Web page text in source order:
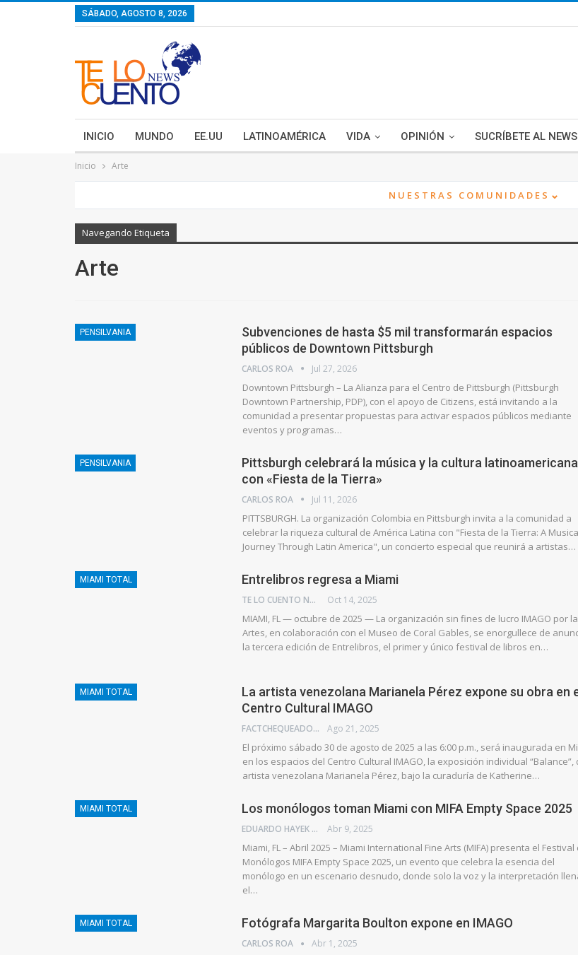
SÁBADO, AGOSTO 8, 2026
INICIO MUNDO EE.UU LATINOAMÉRICA VIDA OPINIÓN SUCRÍBETE AL
Inicio Arte
NUESTRAS COMUNIDADES ⌄
Navegando Etiqueta
Arte
PENSILVANIA
Subvenciones de hasta $5 mil transformarán espacios
públicos de Downtown Pittsburgh
CARLOS ROA Jul 27, 2026
Downtown Pittsburgh – La Alianza para el Centro de Pittsburgh (Pittsburgh
Downtown Partnership, PDP), con el apoyo de Citizens, está invitando a la
comunidad a presentar propuestas para activar espacios públicos mediante
eventos y programas…
PENSILVANIA
Pittsburgh celebrará la música y la cultura latinoamericana
con «Fiesta de la Tierra»
CARLOS ROA Jul 11, 2026
PITTSBURGH. La organización Colombia en Pittsburgh invita a la comunidad a
celebrar la riqueza cultural de América Latina con "Fiesta de la Tierra: A
Journey Through Latin America", un concierto especial que reunirá a artistas…
MIAMI TOTAL Entrelibros regresa a Miami
TE LO CUENTO NEWS Oct 14, 2025
MIAMI, FL — octubre de 2025 — La organización sin fines de lucro IMAGO por
Artes, en colaboración con el Museo de Coral Gables, se enorgullece de
la tercera edición de Entrelibros, el primer y único festival de libros en…
MIAMI TOTAL
La artista venezolana Marianela Pérez expone su obra en
Centro Cultural IMAGO
FACTCHEQUEADO Ago 21, 2025
El próximo sábado 30 de agosto de 2025 a las 6:00 p.m., será inaugurada en
en los espacios del Centro Cultural IMAGO, la exposición individual “Balance”,
artista venezolana Marianela Pérez, bajo la curaduría de Katherine…
MIAMI TOTAL Los monólogos toman Miami con MIFA Empty Space 2025
EDUARDO HAYEK Abr 9, 2025
Miami, FL – Abril 2025 – Miami International Fine Arts (MIFA) presenta el Festival
Monólogos MIFA Empty Space 2025, un evento que celebra la esencia del
monólogo en un escenario desnudo, donde solo la voz y la interpretación
el…
MIAMI TOTAL Fotógrafa Margarita Boulton expone en IMAGO
CARLOS ROA Abr 1, 2025